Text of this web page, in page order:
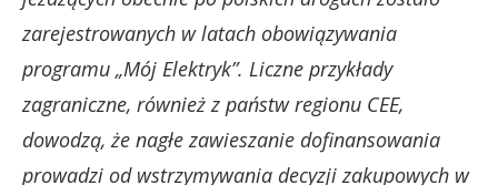
zarejestrowanych w latach obowiązywania
programu „Mój Elektryk”. Liczne przykłady
zagraniczne, również z państw regionu CEE,
dowodzą, że nagłe zawieszanie dofinansowania
prowadzi od wstrzymywania decyzji zakupowych w